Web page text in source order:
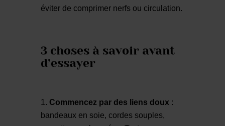
éviter de comprimer nerfs ou circulation.
3 choses à savoir avant
d’essayer
Commencez par des liens doux :
bandeaux en soie, cordes souples,